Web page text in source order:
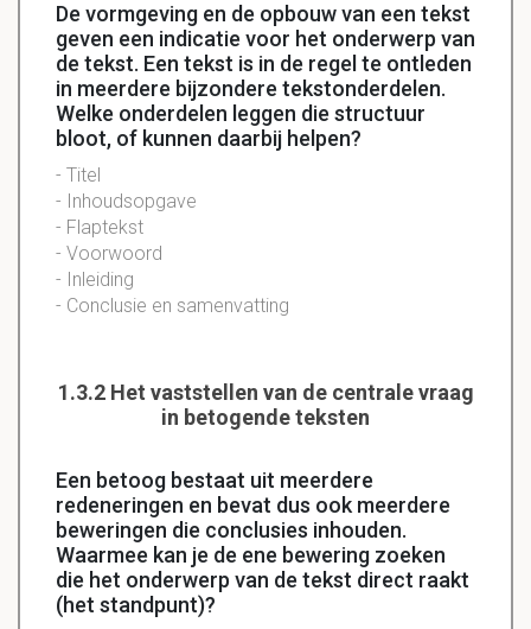
De vormgeving en de opbouw van een tekst
geven een indicatie voor het onderwerp van
de tekst. Een tekst is in de regel te ontleden
in meerdere bijzondere tekstonderdelen.
Welke onderdelen leggen die structuur
bloot, of kunnen daarbij helpen?
- Titel
- Inhoudsopgave
- Flaptekst
- Voorwoord
- Inleiding
- Conclusie en samenvatting
1.3.2 Het vaststellen van de centrale vraag
in betogende teksten
Een betoog bestaat uit meerdere
redeneringen en bevat dus ook meerdere
beweringen die conclusies inhouden.
Waarmee kan je de ene bewering zoeken
die het onderwerp van de tekst direct raakt
(het standpunt)?